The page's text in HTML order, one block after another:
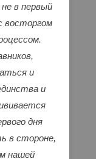
в первый
восторгом
и
и
дня
в стороне,
нашей